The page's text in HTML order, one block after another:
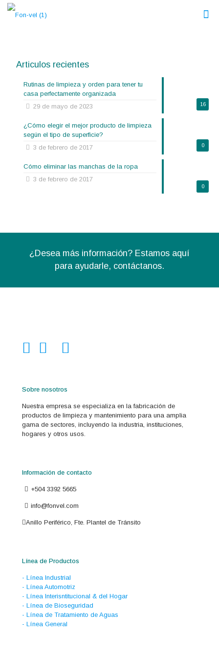
Articulos recientes
16
Rutinas de limpieza y orden para tener tu
casa perfectamente organizada
29 de mayo de 2023
0
¿Cómo elegir el mejor producto de limpieza
según el tipo de superficie?
3 de febrero de 2017
0
Cómo eliminar las manchas de la ropa
3 de febrero de 2017
¿Desea más información? Estamos aquí
para ayudarle, contáctanos.
Sobre nosotros
Nuestra empresa se especializa en la fabricación de
productos de limpieza y mantenimiento para una amplia
gama de sectores, incluyendo la industria, instituciones,
hogares y otros usos.
Información de contacto
+504 3392 5665
info@fonvel.com
Anillo Periférico, Fte. Plantel de Tránsito
Línea de Productos
- Línea Industrial
- Línea Automotriz
- Línea Interisntitucional & del Hogar
- Línea de Bioseguridad
- Línea de Tratamiento de Aguas
- Línea General